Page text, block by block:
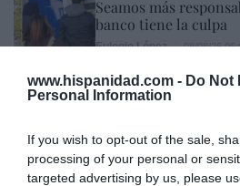
www.hispanidad.com - Do Not
Personal Information
If you wish to opt-out of the sale,
processing of your personal or
targeted advertising by us, please
Seamos más
banco tiene la culpa
Eulogio López 08/08/26
INTERNACIONAL
La bomba de
católica del Japón
Eulogio López 08/08/26